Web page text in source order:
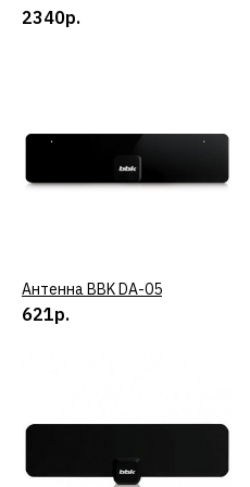
2340р.
КУПИТЬ
Антенна BBK DA-05
621р.